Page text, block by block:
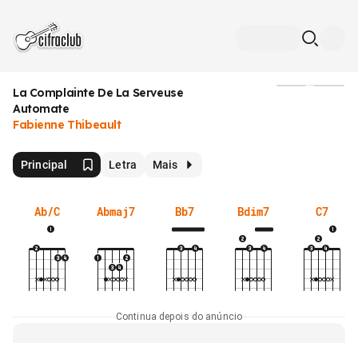
La Complainte De La Serveuse
Automate
Fabienne Thibeault
Principal Letra Mais
Ab/C Abmaj7 Bb7 Bdim7 C7
Continua depois do anúncio